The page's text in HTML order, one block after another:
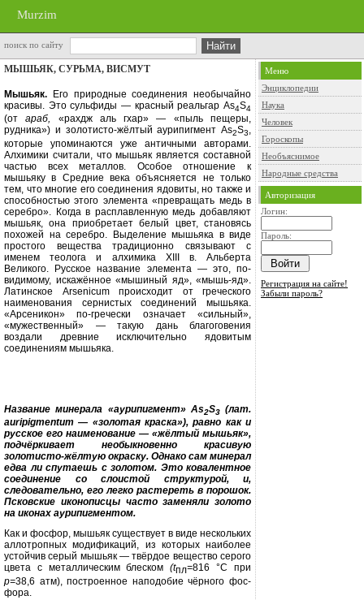
Murzim
поиск по сайту
МЫШЬЯК, СУРЬМА, ВИСМУТ
Мышьяк.
Его природные соедине­ния необычайно
красивы. Это суль­фиды — красный реальгар As4S4
(отараб, «рахдж аль гхар» — «пыль пе­щеры,
рудника») и золотисто-жёлтый аурипигмент As2S3,
которые упомина­ются уже античными авторами.
Алхи­мики считали, что мышьяк является составной
частью всех металлов. Осо­бое отношение к
мышьяку в Средние века объясняется не только
тем, что многие его соединения ядовиты, но также и
способностью этого элемен­та «превращать медь в
серебро». Ког­да в расплавленную медь добавляют
мышьяк, она приобретает белый цвет, становясь
похожей на серебро. Выде­ление мышьяка в виде
простого ве­щества традиционно связывают с
именем теолога и алхимика XIII в. Аль­берта
Великого. Русское название эле­мента — это, по-
видимому, иска­жённое «мышиный яд», «мышь-яд».
Латинское Arsenicum происходит от греческого
наименования сернистых соединений мышьяка.
«Арсеникон» по-гречески означает «сильный»,
«мужественный» — такую дань благогове­ния
воздали древние исключительно ядовитым
соединениям мышьяка.
Название минерала «аурипигмент» As2S3 (лат.
auripigmentum— «золотая краска»), равно как и
русское его наименование — «жёлтый мышьяк»,
подчёркивает необыкновенно красивую
золотисто-жёлтую окраску. Однако сам минерал
едва ли спутаешь с золотом. Это ковалентное
соединение со слоистой структурой, и,
следовательно, его легко растереть в порошок.
Псковские иконописцы часто заменяли золото
на иконах аурипигментом.
Как и фосфор, мышьяк существует в виде нескольких
аллотропных моди­фикаций, из которых наиболее
устой­чив серый мышьяк — твёрдое вещест­во серого
цвета с металлическим блеском(tпл=816 °C
при
р=38,6 атм), построенное наподобие чёрного фос­
фора.
Меню
Энциклопедии
Наука
Человек
Гороскопы
Необъяснимое
Народные средства
Авторизация
Логин:
Пароль:
Регистрация на сайте!
Забыли пароль?